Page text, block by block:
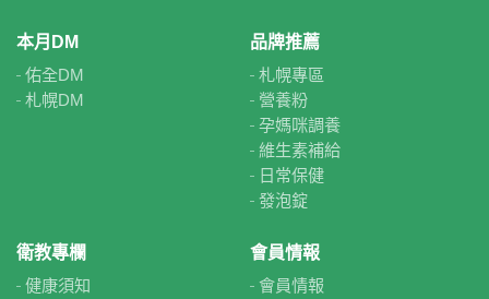
本月DM
佑全DM
札幌DM
品牌推薦
札幌專區
營養粉
孕媽咪調養
維生素補給
日常保健
發泡錠
衛教專欄
健康須知
會員情報
會員情報